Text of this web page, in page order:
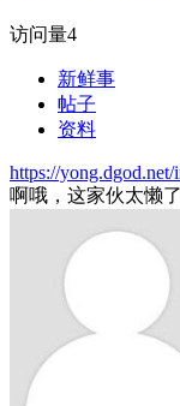
访问量4
新鲜事
帖子
资料
https://
啊哦，这家伙太懒